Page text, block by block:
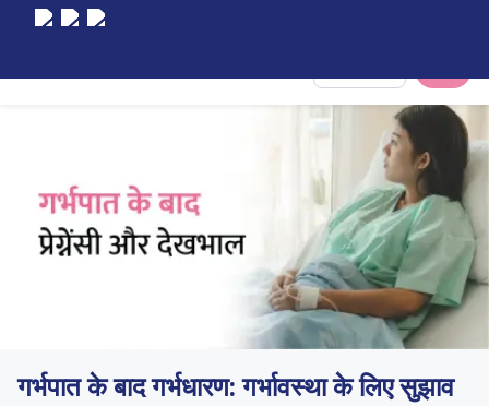
गर्भपात के बाद गर्भधारण: गर्भावस्था के लिए सुझाव